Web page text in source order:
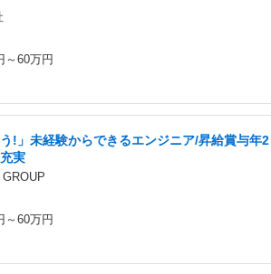
～60万円
う!」未経験からできるエンジニア/昇給賞与年2
実
～60万円